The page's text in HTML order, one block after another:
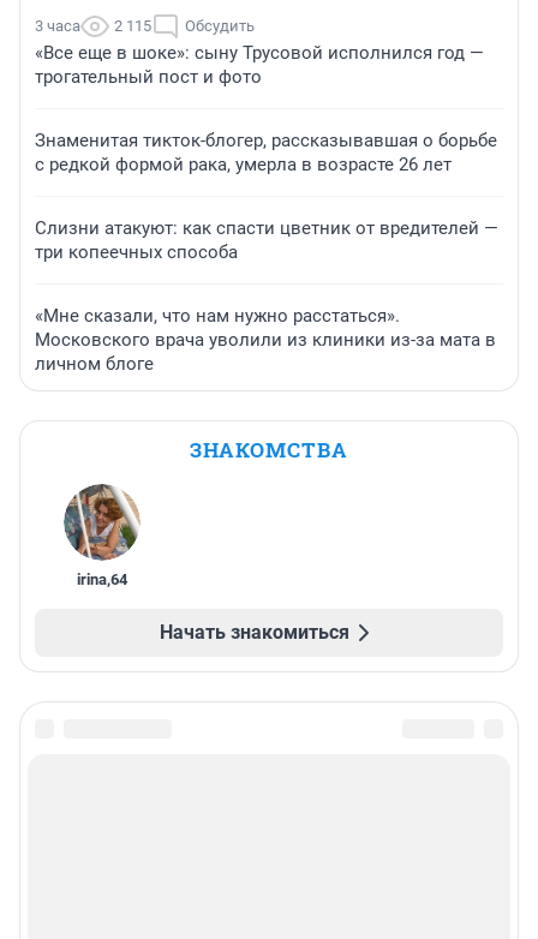
3 часа 2 115 Обсудить
«Все еще в шоке»: сыну Трусовой исполнился год —
трогательный пост и фото
Знаменитая тикток-блогер, рассказывавшая о борьбе
с редкой формой рака, умерла в возрасте 26 лет
Слизни атакуют: как спасти цветник от вредителей —
три копеечных способа
«Мне сказали, что нам нужно расстаться».
Московского врача уволили из клиники из-за мата в
личном блоге
ЗНАКОМСТВА
irina,64
Начать знакомиться